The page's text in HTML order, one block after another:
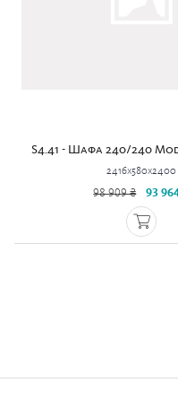
S4.41 - Шафа 240/240
2416x580x2400
98 909 ₴ 93